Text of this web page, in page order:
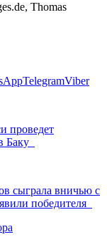
Thomas
TelegramViber
проведет
Баку
сыграла вничью с
победителя